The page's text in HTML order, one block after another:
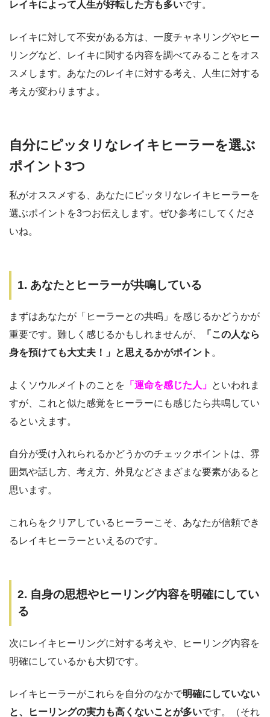
レイキによって人生が好転した方も多いです。
レイキに対して不安がある方は、一度チャネリングやヒー
リングなど、レイキに関する内容を調べてみることをオス
スメします。あなたのレイキに対する考え、人生に対する
考えが変わりますよ。
自分にピッタリなレイキヒーラーを選ぶ
ポイント3つ
私がオススメする、あなたにピッタリなレイキヒーラーを
選ぶポイントを3つお伝えします。ぜひ参考にしてくださ
いね。
1. あなたとヒーラーが共鳴している
まずはあなたが「ヒーラーとの共鳴」を感じるかどうかが
重要です。難しく感じるかもしれませんが、
「この人なら
身を預けても大丈夫！」と思えるかがポイント 。
よくソウルメイトのことを 「運命を感じた人」 といわれま
すが、これと似た感覚をヒーラーにも感じたら共鳴してい
るといえます。
自分が受け入れられるかどうかのチェックポイントは、雰
囲気や話し方、考え方、外見などさまざまな要素があると
思います。
これらをクリアしているヒーラーこそ、あなたが信頼でき
るレイキヒーラーといえるのです。
2. 自身の思想やヒーリング内容を明確にしてい
る
次にレイキヒーリングに対する考えや、ヒーリング内容を
明確にしているかも大切です。
レイキヒーラーがこれらを自分のなかで明確にしていない
と、ヒーリングの実力も高くないことが多いです。（それ